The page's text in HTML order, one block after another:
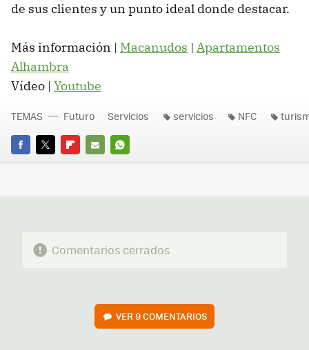
de sus clientes y un punto ideal donde destacar.
Más información | Macanudos | Apartamentos
Alhambra
Vídeo | Youtube
FACEBOOK
TWITTERFLIPBOARD
E-
WHATSAPP
TEMAS Futuro Servicios servicios NFC
Comentarios cerrados
VER9 COMENTARIOS